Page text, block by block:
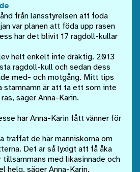
från länsstyrelsen att föda
var planen att föda upp rasen
har det blivit 17 ragdoll-kullar
helt enkelt inte dräktig. 2013
ragdoll-kull och sedan dess
med- och motgång. Mitt tips
stamnamn är att ta ett som inte
säger Anna-Karin.
har Anna-Karin fått vänner för
träffat de här människorna om
Det är så lyxigt att få åka
med likasinnade och
helg, säger Anna-Karin.